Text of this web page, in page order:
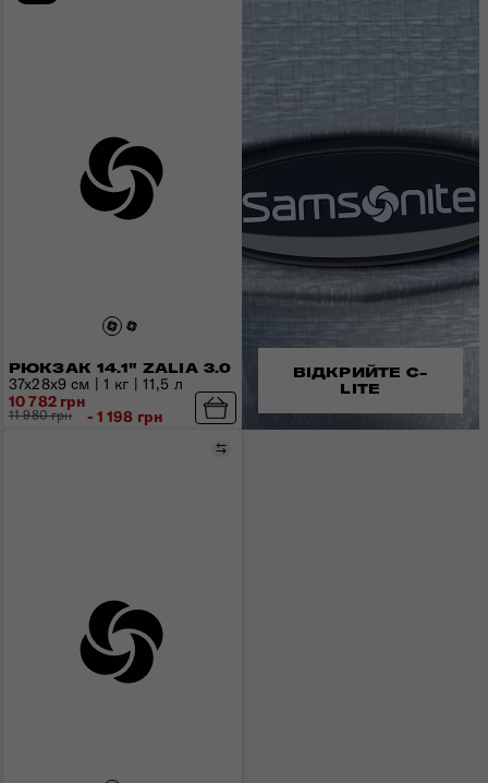
РЮКЗАК 14.1" ZALIA 3.0
37x28x9 см | 1 кг | 11,5 л
10 782 грн
11 980 грн - 1 198 грн
Порівняти
ВІДКРИЙТЕ C-
LITE